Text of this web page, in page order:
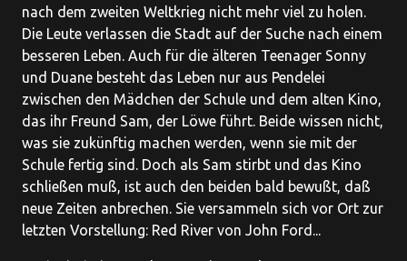
nach dem zweiten Weltkrieg nicht mehr viel zu holen.
Die Leute verlassen die Stadt auf der Suche nach einem
besseren Leben. Auch für die älteren Teenager Sonny
und Duane besteht das Leben nur aus Pendelei
zwischen den Mädchen der Schule und dem alten Kino,
das ihr Freund Sam, der Löwe führt. Beide wissen nicht,
was sie zukünftig machen werden, wenn sie mit der
Schule fertig sind. Doch als Sam stirbt und das Kino
schließen muß, ist auch den beiden bald bewußt, daß
neue Zeiten anbrechen. Sie versammeln sich vor Ort zur
letzten Vorstellung: Red River von John Ford...